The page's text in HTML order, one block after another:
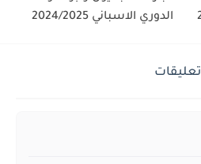
الدوري الاسباني 2024/2025
تعليقات